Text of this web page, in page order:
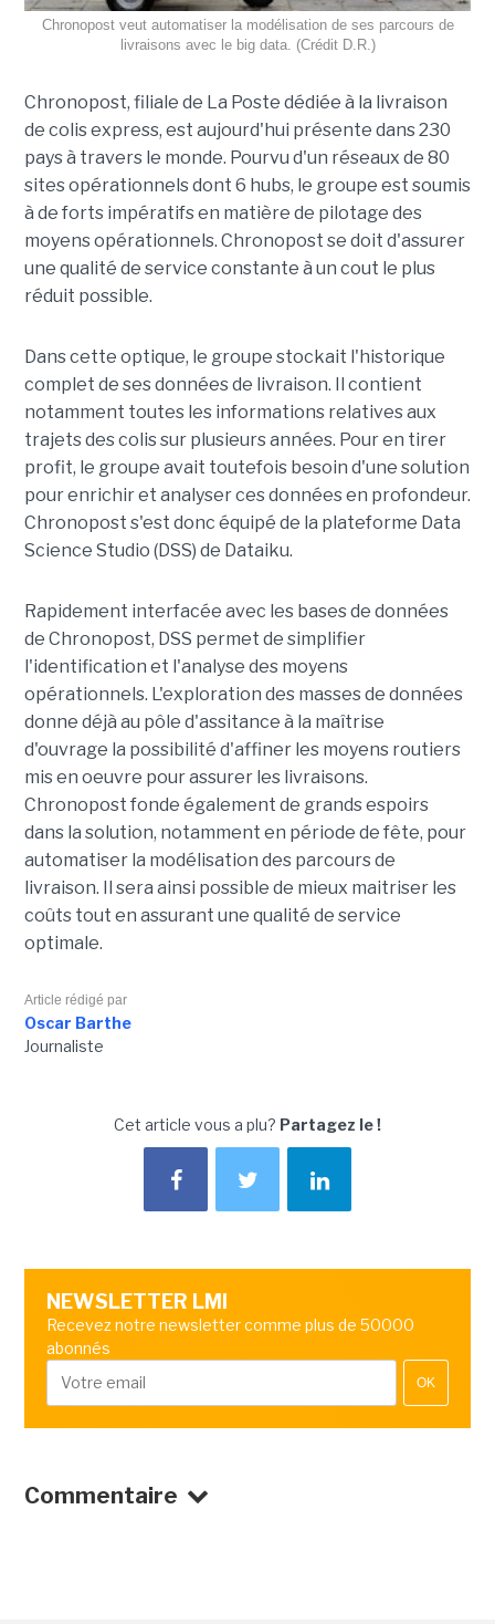
Chronopost veut automatiser la modélisation de ses parcours de
livraisons avec le big data. (Crédit D.R.)
Chronopost, filiale de La Poste dédiée à la livraison
de colis express, est aujourd'hui présente dans 230
pays à travers le monde. Pourvu d'un réseaux de 80
sites opérationnels dont 6 hubs, le groupe est soumis
à de forts impératifs en matière de pilotage des
moyens opérationnels. Chronopost se doit d'assurer
une qualité de service constante à un cout le plus
réduit possible.
Dans cette optique, le groupe stockait l'historique
complet de ses données de livraison. Il contient
notamment toutes les informations relatives aux
trajets des colis sur plusieurs années. Pour en tirer
profit, le groupe avait toutefois besoin d'une solution
pour enrichir et analyser ces données en profondeur.
Chronopost s'est donc équipé de la plateforme Data
Science Studio (DSS) de Dataiku.
Rapidement interfacée avec les bases de données
de Chronopost, DSS permet de simplifier
l'identification et l'analyse des moyens
opérationnels. L'exploration des masses de données
donne déjà au pôle d'assitance à la maîtrise
d'ouvrage la possibilité d'affiner les moyens routiers
mis en oeuvre pour assurer les livraisons.
Chronopost fonde également de grands espoirs
dans la solution, notamment en période de fête, pour
automatiser la modélisation des parcours de
livraison. Il sera ainsi possible de mieux maitriser les
coûts tout en assurant une qualité de service
optimale.
Article rédigé par
Oscar Barthe
Journaliste
Cet article vous a plu? Partagez le !
NEWSLETTER LMI
Recevez notre newsletter comme plus de 50000
abonnés
OK
Commentaire